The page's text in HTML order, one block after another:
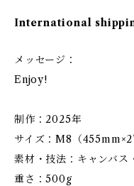
International
メッセージ：
Enjoy!
制作：2025年
サイズ：M8（
素材・技法：キャンバス
重さ：500g